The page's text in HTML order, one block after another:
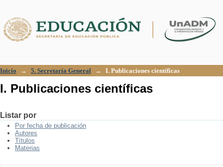
Inicio → 5. Secretaría General → I. Publicaciones científicas
I. Publicaciones científicas
Listar por
Por fecha de publicación
Autores
Títulos
Materias